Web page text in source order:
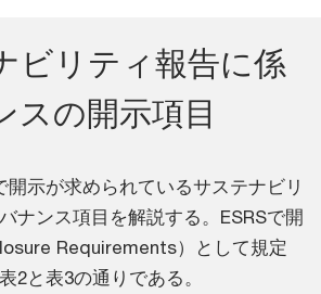
ビリティ報告に係
スの開示項目
開示が求められているサステナビリ
ナンス項目を解説する。ESRSで開
Requirements）として規定
2と表3の通りである。